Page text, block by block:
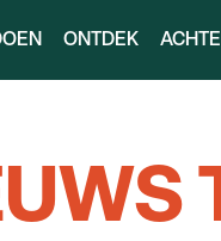
ONTDEK